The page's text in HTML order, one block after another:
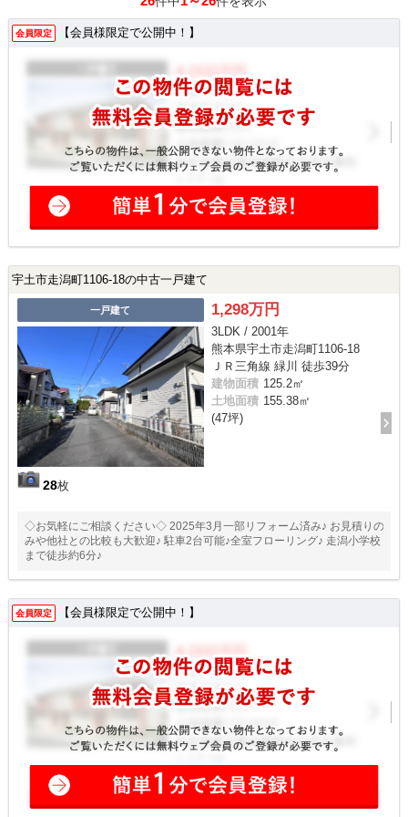
会員限定 【会員様限定で公開中！】
宇土市走潟町1106-18の中古一戸建て
一戸建て
28枚
1,298万円
3LDK / 2001年
熊本県宇土市走潟町1106-18
ＪＲ三角線 緑川 徒歩39分
建物面積 125.2㎡
土地面積 155.38㎡
(47坪)
◇お気軽にご相談ください◇ 2025年3月一部リフォーム済み♪ お見積りの
みや他社との比較も大歓迎♪ 駐車2台可能♪全室フローリング♪ 走潟小学校
まで徒歩約6分♪
会員限定 【会員様限定で公開中！】